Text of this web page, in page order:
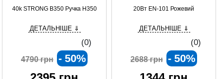
40k STRONG B350 Ручка H350
ДЕТАЛЬНІШЕ ⇓
(0)
4790 грн - 50%
20Вт EN-101 Рожевий
ДЕТАЛЬНІШЕ ⇓
(0)
2688 грн - 50%